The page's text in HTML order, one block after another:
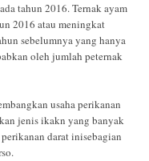
tahun 2016. Ternak ayam
2016 atau meningkat
sebelumnya yang hanya
oleh jumlah peternak
usaha perikanan
jenis ikakn yang banyak
darat inisebagian